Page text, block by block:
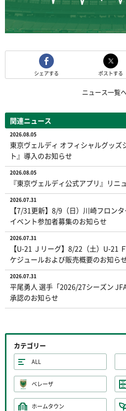
シェアする ポストする
ニュース一覧へ
関連ニュース
2026.08.05
東京ヴェルディ オフィシャルグッ
ト』導入のお知らせ
2026.08.05
『東京ヴェルディ公式アプリ』リニ
2026.07.31
【7/31更新】8/9（日）川崎フロン
イベント参加者募集のお知らせ
2026.07.31
【U-21 Ｊリーグ】8/22（土）U-21
ケジュールおよび販売概要のお知ら
2026.07.31
平尾勇人 選手「2026/27シーズン
承認のお知らせ
カテゴリー
ALL
ベレーザ
ホームタウン